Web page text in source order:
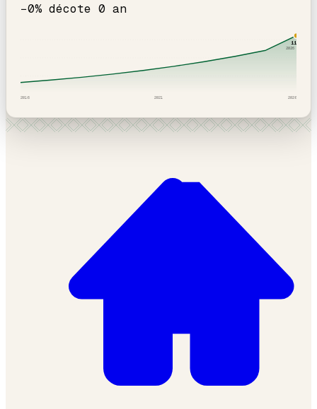
−0% décote 0 an
112
2026· ICI
2016 2021 2026